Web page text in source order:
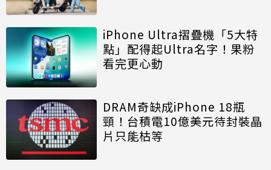
iPhone Ultra摺疊機「5大特
點」配得起Ultra名字！果粉
看完更心動
DRAM奇缺成iPhone 18瓶
頸！台積電10億美元待封裝晶
片只能枯等